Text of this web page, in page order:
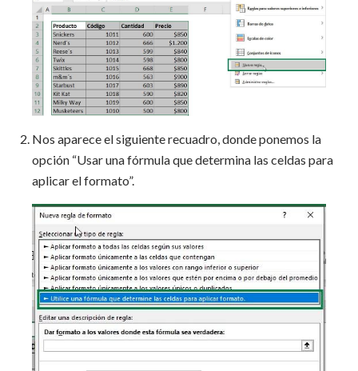
Nos aparece el siguiente recuadro, donde ponemos la
opción “Usar una fórmula que determina las celdas para
aplicar el formato”.